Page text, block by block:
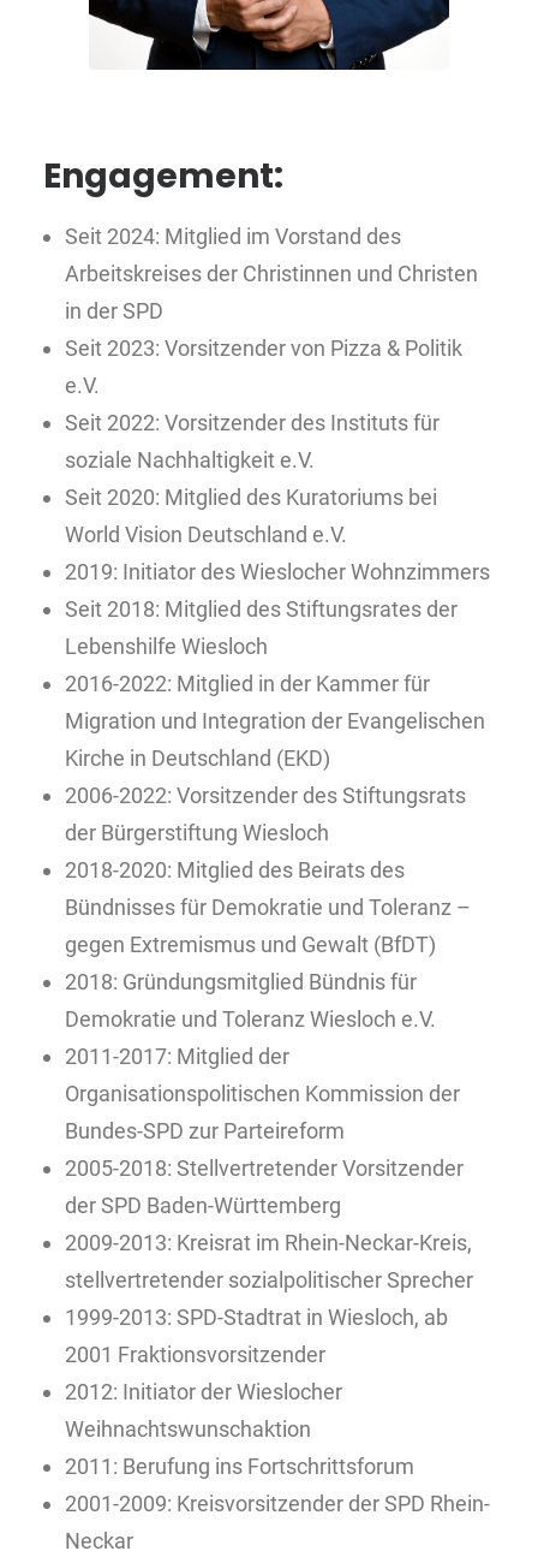
Engagement:
Seit 2024: Mitglied im Vorstand des
Arbeitskreises der Christinnen und Christen
in der SPD
Seit 2023: Vorsitzender von Pizza & Politik
e.V.
Seit 2022: Vorsitzender des Instituts für
soziale Nachhaltigkeit e.V.
Seit 2020: Mitglied des Kuratoriums bei
World Vision Deutschland e.V.
2019: Initiator des Wieslocher Wohnzimmers
Seit 2018: Mitglied des Stiftungsrates der
Lebenshilfe Wiesloch
2016-2022: Mitglied in der Kammer für
Migration und Integration der Evangelischen
Kirche in Deutschland (EKD)
2006-2022: Vorsitzender des Stiftungsrats
der Bürgerstiftung Wiesloch
2018-2020: Mitglied des Beirats des
Bündnisses für Demokratie und Toleranz –
gegen Extremismus und Gewalt (BfDT)
2018: Gründungsmitglied Bündnis für
Demokratie und Toleranz Wiesloch e.V.
2011-2017: Mitglied der
Organisationspolitischen Kommission der
Bundes-SPD zur Parteireform
2005-2018: Stellvertretender Vorsitzender
der SPD Baden-Württemberg
2009-2013: Kreisrat im Rhein-Neckar-Kreis,
stellvertretender sozialpolitischer Sprecher
1999-2013: SPD-Stadtrat in Wiesloch, ab
2001 Fraktionsvorsitzender
2012: Initiator der Wieslocher
Weihnachtswunschaktion
2011: Berufung ins Fortschrittsforum
2001-2009: Kreisvorsitzender der SPD Rhein-
Neckar